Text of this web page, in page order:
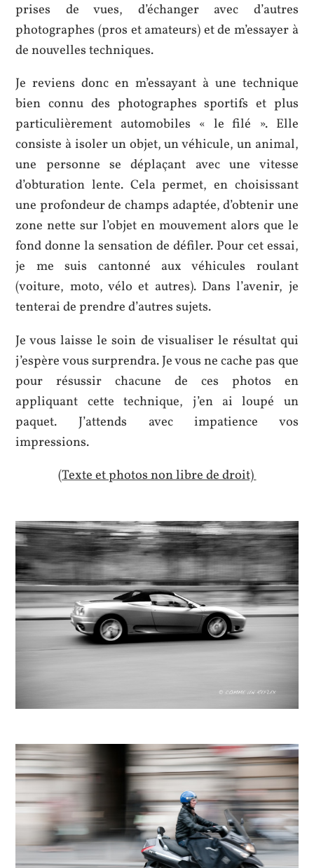
prises de vues, d’échanger avec d’autres
photographes (pros et amateurs) et de m’essayer à
de nouvelles techniques.
Je reviens donc en m’essayant à une technique
bien connu des photographes sportifs et plus
particulièrement automobiles « le filé ». Elle
consiste à isoler un objet, un véhicule, un animal,
une personne se déplaçant avec une vitesse
d’obturation lente. Cela permet, en choisissant
une profondeur de champs adaptée, d’obtenir une
zone nette sur l’objet en mouvement alors que le
fond donne la sensation de défiler. Pour cet essai,
je me suis cantonné aux véhicules roulant
(voiture, moto, vélo et autres). Dans l’avenir, je
tenterai de prendre d’autres sujets.
Je vous laisse le soin de visualiser le résultat qui
j’espère vous surprendra. Je vous ne cache pas que
pour résussir chacune de ces photos en
appliquant cette technique, j’en ai loupé un
paquet. J’attends avec impatience vos
impressions.
(Texte et photos non libre de droit)